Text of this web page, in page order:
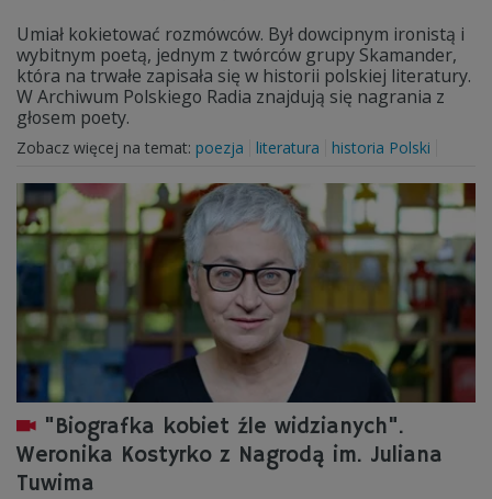
Umiał kokietować rozmówców. Był dowcipnym ironistą i
wybitnym poetą, jednym z twórców grupy Skamander,
która na trwałe zapisała się w historii polskiej literatury.
W Archiwum Polskiego Radia znajdują się nagrania z
głosem poety.
Zobacz więcej na temat: poezja literatura historia Polski
"Biografka kobiet źle widzianych".
Weronika Kostyrko z Nagrodą im. Juliana
Tuwima